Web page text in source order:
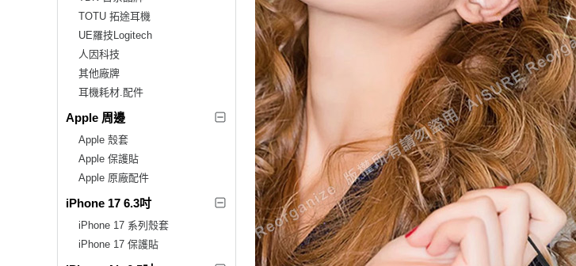
TOTU 拓途耳機
UE羅技Logitech
人因科技
其他廠牌
耳機耗材.配件
Apple 周邊
Apple 殼套
Apple 保護貼
Apple 原廠配件
iPhone 17 6.3吋
iPhone 17 系列殼套
iPhone 17 保護貼